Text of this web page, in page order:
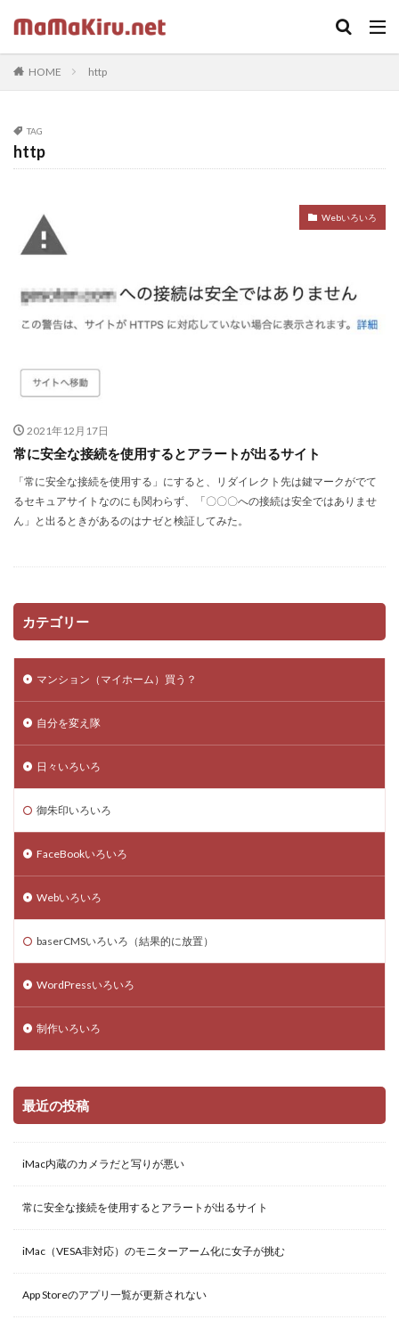
HOME http
TAG
http
Webいろいろ
2021年12月17日
常に安全な接続を使用するとアラートが出るサイト
「常に安全な接続を使用する」にすると、リダイレクト先は鍵マークがでて
るセキュアサイトなのにも関わらず、「〇〇〇への接続は安全ではありませ
ん」と出るときがあるのはナゼと検証してみた。
カテゴリー
マンション（マイホーム）買う？
自分を変え隊
日々いろいろ
御朱印いろいろ
FaceBookいろいろ
Webいろいろ
baserCMSいろいろ（結果的に放置）
WordPressいろいろ
制作いろいろ
最近の投稿
iMac内蔵のカメラだと写りが悪い
常に安全な接続を使用するとアラートが出るサイト
iMac（VESA非対応）のモニターアーム化に女子が挑む
App Storeのアプリ一覧が更新されない
タグ
twenty seventeen
固定ページ
受講ワーク
住宅ローン
内蔵カメラ
応援歌
スクリプトで画像収集
https
DataBase
更新されない
セキュアアラート
Jquery
メンテナンス
クラウドソーシング
数式
Vision
課金 htaccess
iMac
リダイレクト ブログ運営
Bookmark
ガジェット
SEO
検索 テンプレート
VESA非対応
Facebook
サテライトサイト
Theme
大吉
google meet
Chrome
Mac 初詣 skype
twitter
モバイルフレンドリー
検索